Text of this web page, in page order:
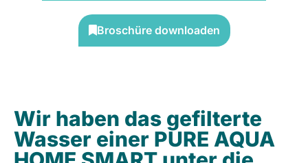
Broschüre downloaden
Wir haben das gefilterte
Wasser einer PURE AQUA